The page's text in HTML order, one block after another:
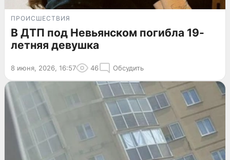
ПРОИСШЕСТВИЯ
В ДТП под Невьянском погибла 19-
летняя девушка
8 июня, 2026, 16:57 46 Обсудить